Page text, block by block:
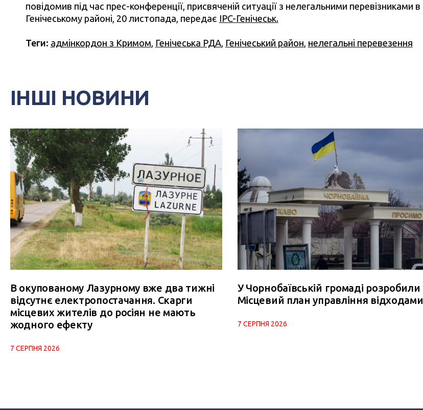
повідомив під час прес-конференції, присвяченій ситуації з нелегальними перевізниками в
Генічеському районі, 20 листопада, передає IPC-Генічеськ.
Теги: адмінкордон з Кримом, Генічеська РДА, Генічеський район, нелегальні перевезення
ІНШІ НОВИНИ
В окупованому Лазурному вже два тижні
відсутнє електропостачання. Скарги
місцевих жителів до росіян не мають
жодного ефекту
7 СЕРПНЯ 2026
У Чорнобаївській громаді розробили
Місцевий план управління відходами
7 СЕРПНЯ 2026